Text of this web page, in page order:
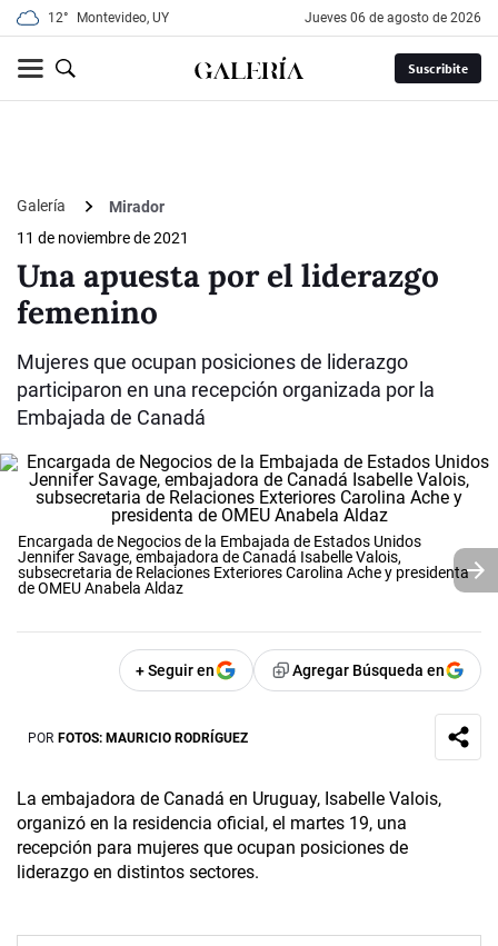
12° Montevideo, UY jueves 06 de agosto de 2026
Suscribite
Galería
Mirador
11 de noviembre de 2021
Una apuesta por el liderazgo
femenino
Mujeres que ocupan posiciones de liderazgo
participaron en una recepción organizada por la
Embajada de Canadá
Encargada de Negocios de la Embajada de Estados Unidos
Jennifer Savage, embajadora de Canadá Isabelle Valois,
subsecretaria de Relaciones Exteriores Carolina Ache y presidenta
de OMEU Anabela Aldaz
+ Seguir en Agregar Búsqueda en
POR FOTOS: MAURICIO RODRÍGUEZ
La embajadora de Canadá en Uruguay, Isabelle Valois,
organizó en la residencia oficial, el martes 19, una
recepción para mujeres que ocupan posiciones de
liderazgo en distintos sectores.